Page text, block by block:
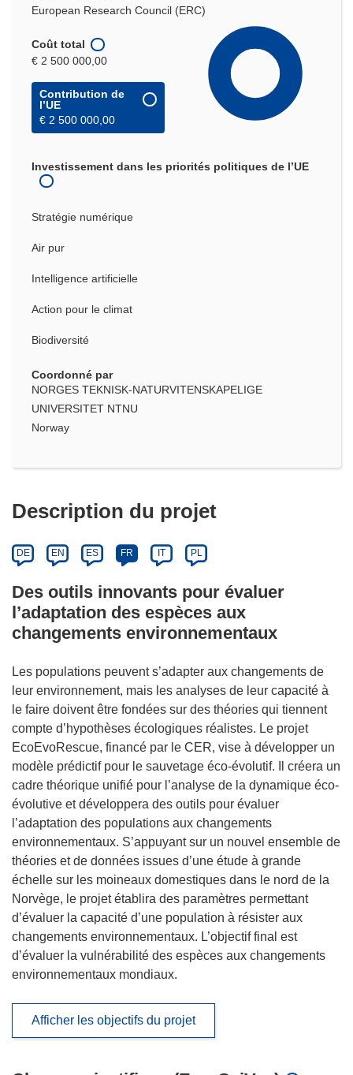
European Research Council (ERC)
Coût total
€ 2 500 000,00
Contribution de
l’UE
€ 2 500 000,00
Investissement dans les priorités politiques de l’UE
Stratégie numérique
Air pur
Intelligence artificielle
Action pour le climat
Biodiversité
Coordonné par
NORGES TEKNISK-NATURVITENSKAPELIGE
UNIVERSITET NTNU
Norway
Description du projet
DE EN ES FR IT PL
Des outils innovants pour évaluer
l’adaptation des espèces aux
changements environnementaux
Les populations peuvent s’adapter aux changements de
leur environnement, mais les analyses de leur capacité à
le faire doivent être fondées sur des théories qui tiennent
compte d’hypothèses écologiques réalistes. Le projet
EcoEvoRescue, financé par le CER, vise à développer un
modèle prédictif pour le sauvetage éco-évolutif. Il créera un
cadre théorique unifié pour l’analyse de la dynamique éco-
évolutive et développera des outils pour évaluer
l’adaptation des populations aux changements
environnementaux. S’appuyant sur un nouvel ensemble de
théories et de données issues d’une étude à grande
échelle sur les moineaux domestiques dans le nord de la
Norvège, le projet établira des paramètres permettant
d’évaluer la capacité d’une population à résister aux
changements environnementaux. L’objectif final est
d’évaluer la vulnérabilité des espèces aux changements
environnementaux mondiaux.
Afficher les objectifs du projet